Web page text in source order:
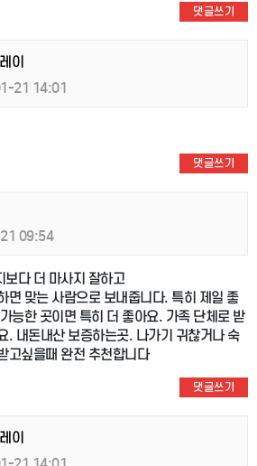
댓글쓰기
이
21 14:01
댓글쓰기
09:54
보다 더 마사지 잘하고
면 맞는 사람으로 보내줍니다. 특히 제일 좋
능한 곳이면 특히 더 좋아요. 가족 단체로 받
. 내돈내산 보증하는곳. 나가기 귀찮거나 숙
고싶을때 완전 추천합니다
댓글쓰기
이